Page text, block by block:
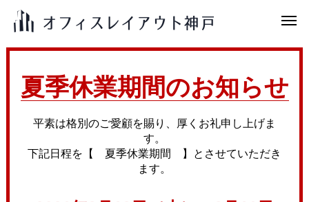
夏季休業期間のお知らせ
平素は格別のご愛顧を賜り、厚くお礼申し上げま
す。
下記日程を【 夏季休業期間 】とさせていただき
ます。